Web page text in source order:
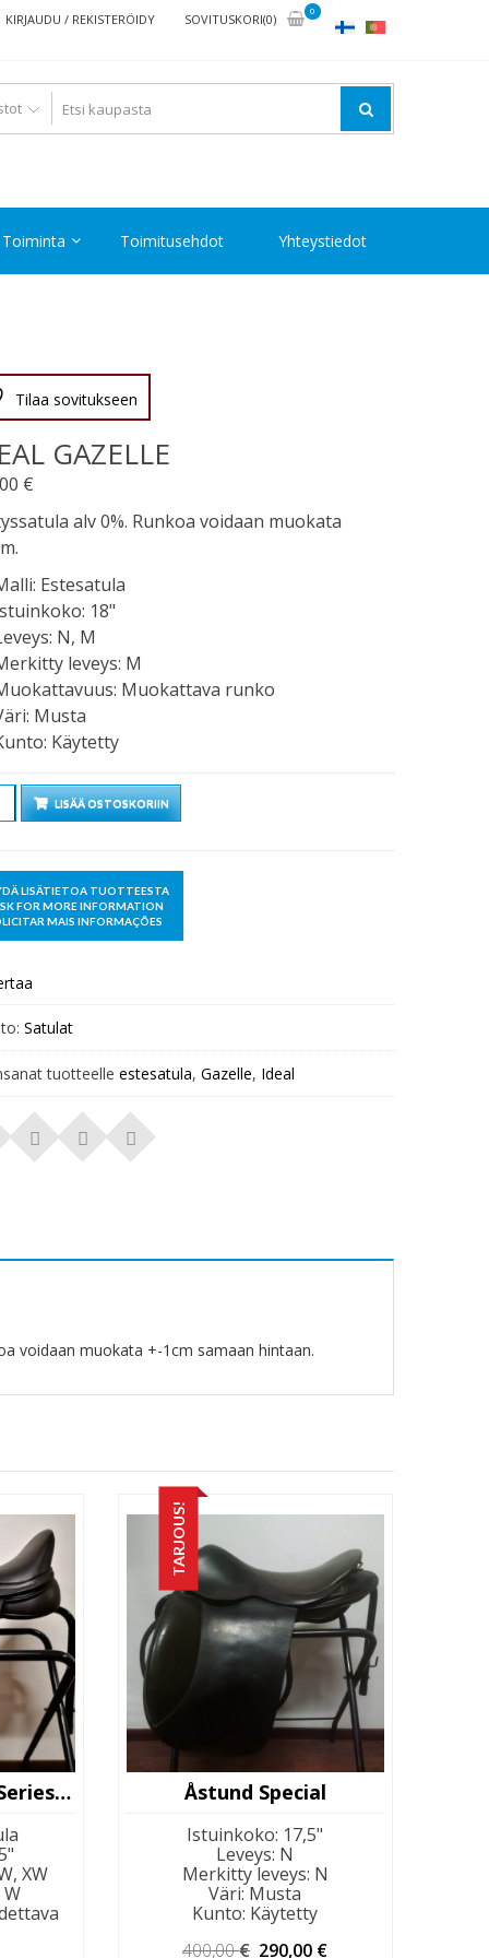
KIRJAUDU / REKISTERÖIDY SOVITUSKORI(0)
0
Toiminta Toimitusehdot Yhteystiedot
Tilaa sovitukseen
GAZELLE
€
alv 0%. Runkoa voidaan muokata
: Estesatula
: 18"
: N, M
leveys: M
: Muokattava runko
: Musta
: Käytetty
LISÄÄ OSTOSKORIIN
Satulat
tuotteelle estesatula, Gazelle, Ideal
voidaan muokata +-1cm samaan hintaan.
Kent & Masters S-Series Moveable Block
XW
W
TARJOUS!
Åstund Special
Istuinkoko: 17,5"
Leveys: N
Merkitty leveys: N
Väri: Musta
Kunto: Käytetty
400,00€ Alkuperäinen
290,00 €